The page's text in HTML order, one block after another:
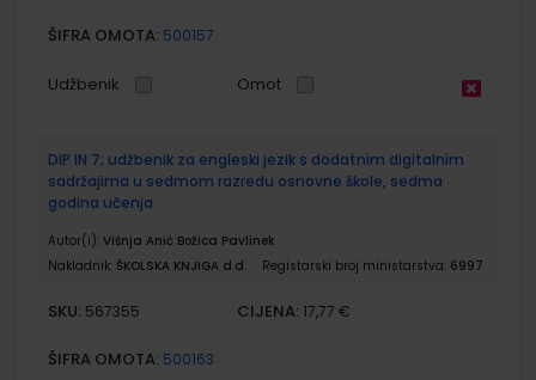
ŠIFRA OMOTA: 500157
Udžbenik Omot
DIP IN 7; udžbenik za engleski jezik s dodatnim digitalnim
sadržajima u sedmom razredu osnovne škole, sedma
godina učenja
Autor(i): Višnja Anić Božica Pavlinek
Nakladnik: ŠKOLSKA KNJIGA d.d. Registarski broj ministarstva: 6997
SKU: 567355 CIJENA: 17,77 €
ŠIFRA OMOTA: 500163